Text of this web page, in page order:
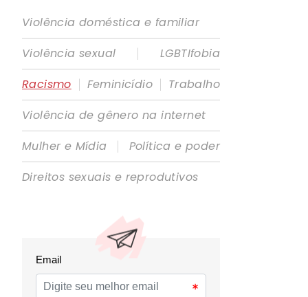
Violência doméstica e familiar
Violência sexual
|
LGBTIfobia
Racismo | Feminicídio | Trabalho
Violência de gênero na internet
Mulher e Mídia
|
Política e poder
Direitos sexuais e reprodutivos